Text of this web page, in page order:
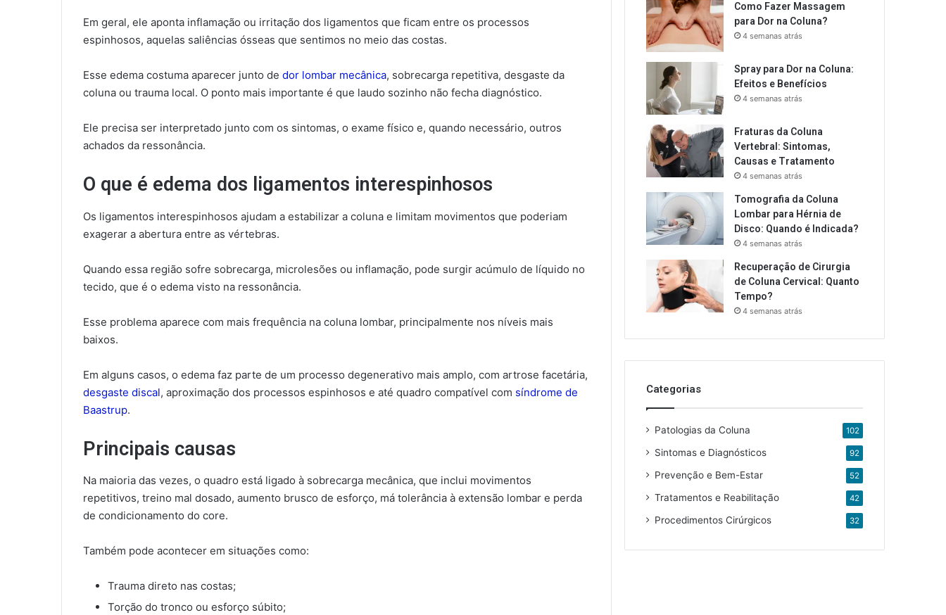
Em geral, ele aponta inflamação ou irritação dos ligamentos que ficam entre os processos
espinhosos, aquelas saliências ósseas que sentimos no meio das costas.
Esse edema costuma aparecer junto de dor lombar mecânica, sobrecarga repetitiva, desgaste da
coluna ou trauma local. O ponto mais importante é que laudo sozinho não fecha diagnóstico.
Ele precisa ser interpretado junto com os sintomas, o exame físico e, quando necessário, outros
achados da ressonância.
O que é edema dos ligamentos interespinhosos
Os ligamentos interespinhosos ajudam a estabilizar a coluna e limitam movimentos que poderiam
exagerar a abertura entre as vértebras.
Quando essa região sofre sobrecarga, microlesões ou inflamação, pode surgir acúmulo de líquido no
tecido, que é o edema visto na ressonância.
Esse problema aparece com mais frequência na coluna lombar, principalmente nos níveis mais
baixos.
Em alguns casos, o edema faz parte de um processo degenerativo mais amplo, com artrose facetária,
desgaste discal, aproximação dos processos espinhosos e até quadro compatível com síndrome de
Baastrup.
Principais causas
Na maioria das vezes, o quadro está ligado à sobrecarga mecânica, que inclui movimentos
repetitivos, treino mal dosado, aumento brusco de esforço, má tolerância à extensão lombar e perda
de condicionamento do core.
Também pode acontecer em situações como:
Trauma direto nas costas;
Torção do tronco ou esforço súbito;
Como Fazer Massagem
para Dor na Coluna?
4 semanas atrás
Spray para Dor na Coluna:
Efeitos e Benefícios
4 semanas atrás
Fraturas da Coluna
Vertebral: Sintomas,
Causas e Tratamento
4 semanas atrás
Tomografia da Coluna
Lombar para Hérnia de
Disco: Quando é Indicada?
4 semanas atrás
Recuperação de Cirurgia
de Coluna Cervical: Quanto
Tempo?
4 semanas atrás
Categorias
Patologias da Coluna 102
Sintomas e Diagnósticos 92
Prevenção e Bem-Estar 52
Tratamentos e Reabilitação 42
Procedimentos Cirúrgicos 32